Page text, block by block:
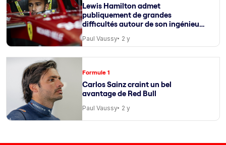
Lewis Hamilton admet
publiquement de grandes
difficultés autour de son ingénieur
Paul Vaussy 2 y
Formule 1
Carlos Sainz craint un bel
avantage de Red Bull
Paul Vaussy 2 y